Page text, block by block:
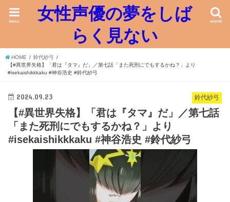
女性声優の夢をしば
らく見ない
search
menu
HOME
鈴代紗弓
【#異世界失格】「君は『タマ』だ」／第七話「また死刑にでもするかね？」より
#isekaishikkkaku #神谷浩史 #鈴代紗弓
鈴代紗弓
2024.09.23
【#異世界失格】「君は『タマ』だ」／第七話
「また死刑にでもするかね？」より
#isekaishikkkaku #神谷浩史 #鈴代紗弓